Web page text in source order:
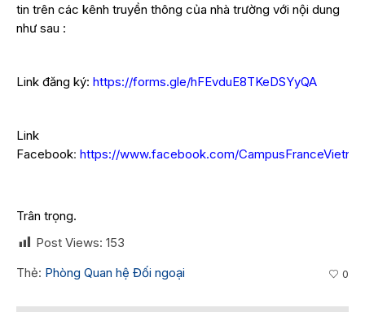
tin trên các kênh truyền thông của nhà trường với nội dung
như sau :
Link đăng ký: https://forms.gle/hFEvduE8TKeDSYyQA
Link
Facebook: https://www.facebook.com/
Trân trọng.
Post Views: 153
Thẻ: Phòng Quan hệ Đối ngoại 0